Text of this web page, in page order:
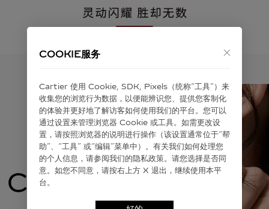
COOKIE服务
Cartier 使⽤ Cookie, SDK, Pixels（统称“⼯具”）来
收集您的浏览⾏为数据，以便能辨识您、提供您客制化
的体验并更好地了解访客如何使⽤我们的平台。您可以
通过设置来管理浏览器 Cookie 或⼯具。如需更改设
置，请按照浏览器的说明进⾏操作（该设置通常位于“帮
助”、“⼯具” 或“编辑”菜单中）。有关我们如何处理您
的个⼈信息，请参阅我们的隐私政策。请您选择是否同
意。如您不同意，请按右上⽅ X 退出，继续使⽤本平
台。